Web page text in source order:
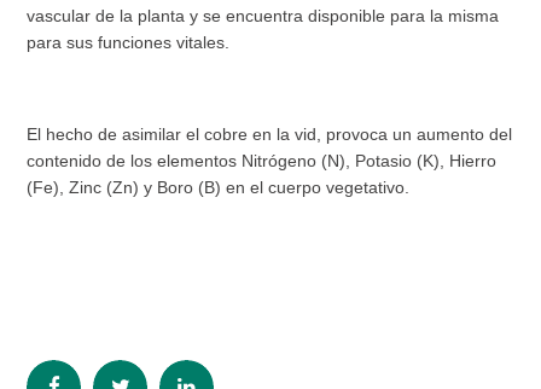
vascular de la planta y se encuentra disponible para la misma
para sus funciones vitales.
El hecho de asimilar el cobre en la vid, provoca un aumento del
contenido de los elementos Nitrógeno (N), Potasio (K), Hierro
(Fe), Zinc (Zn) y Boro (B) en el cuerpo vegetativo.